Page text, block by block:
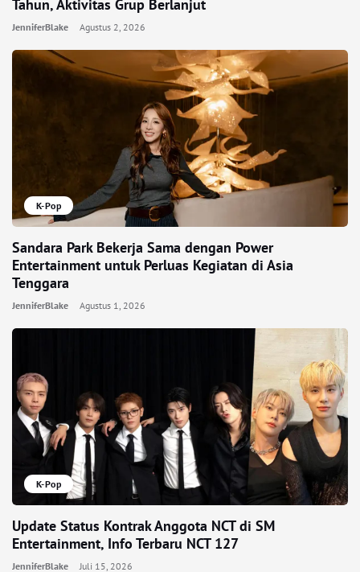
Tahun, Aktivitas Grup Berlanjut
JenniferBlake Agustus 2, 2026
K-Pop
Sandara Park Bekerja Sama dengan Power
Entertainment untuk Perluas Kegiatan di Asia
Tenggara
JenniferBlake Agustus 1, 2026
K-Pop
Update Status Kontrak Anggota NCT di SM
Entertainment, Info Terbaru NCT 127
JenniferBlake Juli 15, 2026